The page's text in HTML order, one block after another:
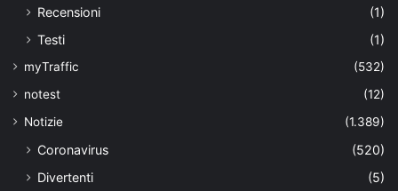
Recensioni
(1)
Testi
(1)
myTraffic
(532)
notest
(12)
Notizie
(1.389)
Coronavirus
(520)
Divertenti
(5)